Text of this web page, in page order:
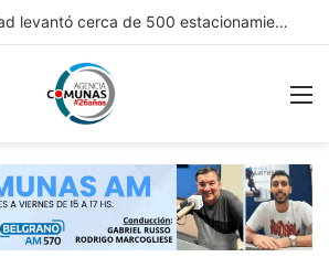
FRICC 2026: EN ITUZAINGÓ ESTÁ ABIERTA LA INSCRIPCIÓN A LAS RONDAS DE VINCULACIÓN PARA ARTESANOS, ARTISTAS Y EMPRENDEDORES CULTURALES